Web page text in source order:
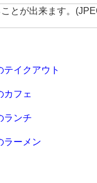
とが出来ます。
テイクアウト
カフェ
ランチ
ラーメン